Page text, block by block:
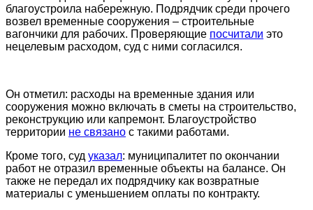
благоустроила набережную. Подрядчик среди прочего
возвел временные сооружения – строительные
вагончики для рабочих. Проверяющие посчитали это
нецелевым расходом, суд с ними согласился.
Он отметил: расходы на временные здания или
сооружения можно включать в сметы на строительство,
реконструкцию или капремонт. Благоустройство
территории не связано с такими работами.
Кроме того, суд указал: муниципалитет по окончании
работ не отразил временные объекты на балансе. Он
также не передал их подрядчику как возвратные
материалы с уменьшением оплаты по контракту.